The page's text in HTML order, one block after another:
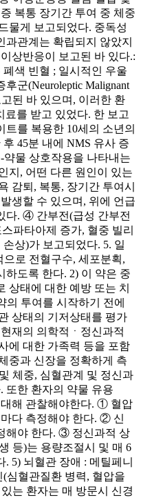
복통 장기간 투여 중 체중
물게 보고되었다. 중독성
관계는 확립되지 않았지
상반응이 보고된 바 있다.:
색 빈혈 ; 일시적인 우울
군(Neuroleptic Malignant
된 바 있으며, 이러한 환
료를 받고 있었다. 한 보고
트를 복용한 10세의 소년의
45분 내에 NMS 유사 증
약물 상호작용을 나타내는
지, 어떤 다른 원인이 있는
감퇴, 복통, 장기간 투여시
생할 수 있으며, 위에 언급
다. ④ 간부전(급성 간부전
파타아제 증가, 혈중 빌리
상)가 보고되었다. 5. 일
로 전혈구수, 세포분획,
하도록 한다. 2) 이 약은 중
상태에 대한 예방 또는 치
의 투여를 시작하기 전에
상태의 기저상태를 평가
재의 의학적ㆍ정신과적
에 대한 가족력 등을 포함
중과 신장을 정확하게 측
체중, 심혈관계 및 정신과
또한 환자의 약물 유용
대해 관찰해야한다. ① 혈압
다 측정해야 한다. ② 신
해야 한다. ③ 정신과적 상
등)는 용량조절시 및 매 6
5) 뇌혈관 장애 : 메틸페니
심혈관질환 병력, 혈압을
는 환자는 매 방문시 신경